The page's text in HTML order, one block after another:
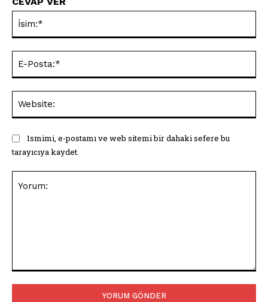
Ismimi, e-postamı ve web sitemi bir dahaki sefere bu
tarayıcıya kaydet.